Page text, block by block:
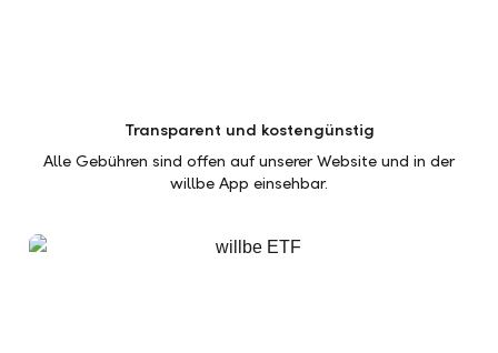
Transparent und kostengünstig
Alle Gebühren sind offen auf unserer Website und in der
willbe App einsehbar.